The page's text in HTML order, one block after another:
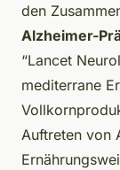
den
Alzheimer-
“Lancet
mediterrane
Auftreten von